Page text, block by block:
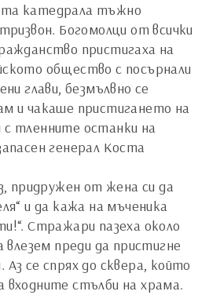
катедрала тъжно
Богомолци от всички
пристигаха на
общество с посърнали
глави, безмълвно се
и чакаше пристигането на
с тленните останки на
генерал Коста
придружен от жена си да
и да кажа на мъченика
Стражари пазеха около
влезем преди да пристигне
се спрях до сквера, който
стълби на храма.